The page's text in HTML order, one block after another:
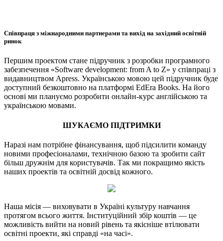
Співпраця з міжнародними партнерами та вихід на західний освітній
ринок
Першим проектом стане підручник з розробки програмного
забезпечення «Software development: from A to Z» у співпраці з
видавництвом Apress. Українською мовою цей підручник буде
доступний безкоштовно на платформі EdEra Books. На його
основі ми плануємо розробити онлайн-курс англійською та
українською мовами.
ШУКАЄМО ПІДТРИМКИ
Наразі нам потрібне фінансування, щоб підсилити команду
новими професіоналами, технічною базою та зробити сайт
більш дружнім для користувачів. Так ми покращимо якість
наших проектів та освітній досвід кожного.
Наша місія — виховувати в Україні культуру навчання
протягом всього життя. Інституційний збір коштів — це
можливість вийти на новий рівень та якісніше втілювати
освітні проекти, які справді «на часі».